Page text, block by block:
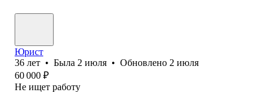
Юрист
36 лет • Была 2 июля • Обновлено 2 июля
60 000 ₽
Не ищет работу